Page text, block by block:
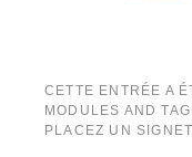
CETTE ENTRÉE A
MODULES AND
PLACEZ UN